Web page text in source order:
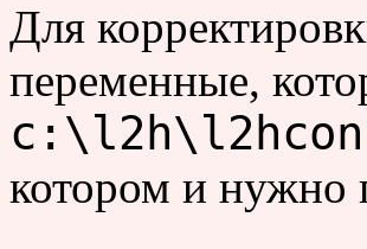
Для
переменные,
котором и нужно